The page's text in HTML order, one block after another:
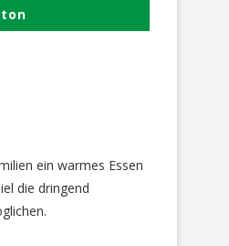
ein warmes Essen
die dringend